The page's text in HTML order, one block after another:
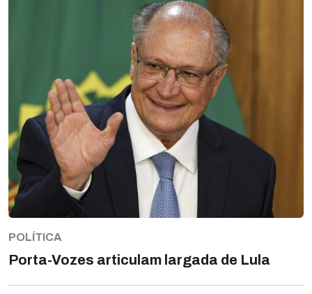
POLÍTICA
Porta-Vozes articulam largada de Lula